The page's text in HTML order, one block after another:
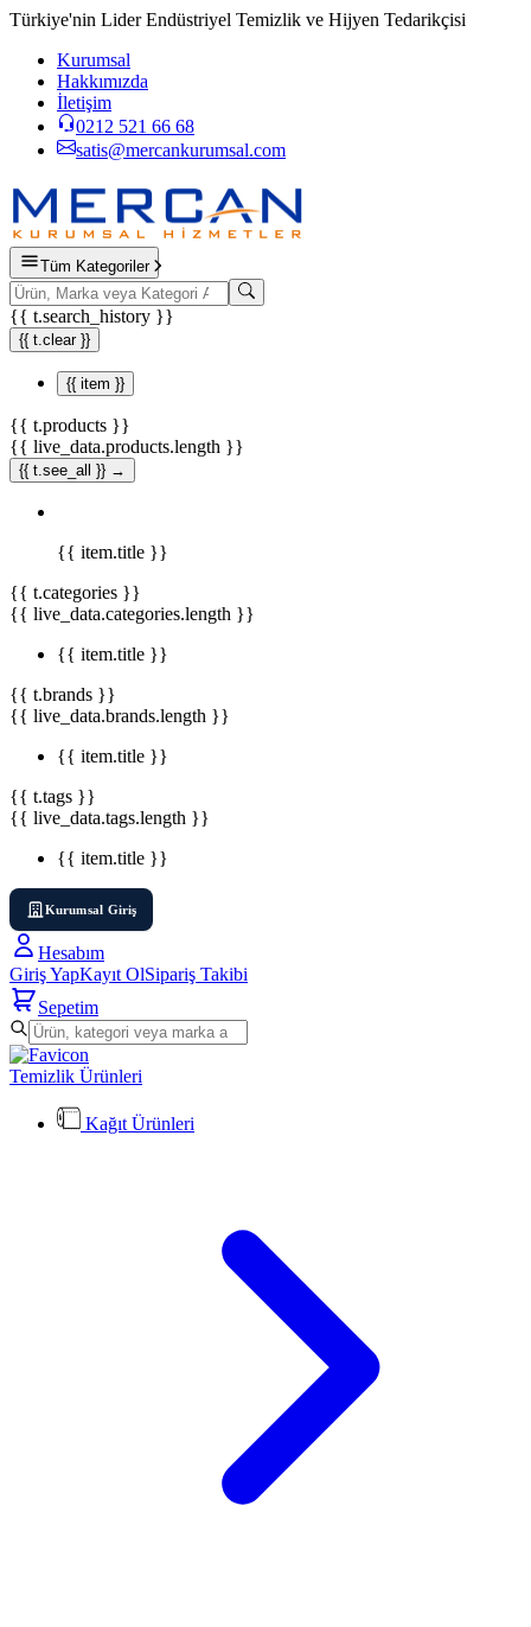
Türkiye'nin Lider Endüstriyel Temizlik ve Hijyen Tedarikçisi
Kurumsal
Hakkımızda
İletişim
0212 521 66 68
satis@mercankurumsal.com
Tüm Kategoriler
{{ t.search_history }}
{{ t.clear }}
{{ item }}
{{ t.products }}
{{ live_data.products.length }}
{{ t.see_all }} →
{{ item.title }}
{{ t.categories }}
{{ live_data.categories.length }}
{{ item.title }}
{{ t.brands }}
{{ live_data.brands.length }}
{{ item.title }}
{{ t.tags }}
{{ live_data.tags.length }}
{{ item.title }}
Kurumsal Giriş
Hesabım
Giriş YapKayıt OlSipariş Takibi
Sepetim
Temizlik Ürünleri
Kağıt Ürünleri